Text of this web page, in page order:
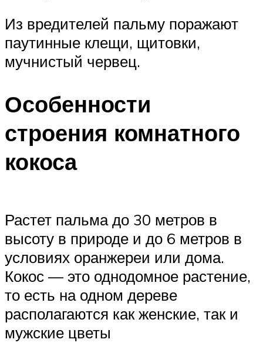
Из вредителей пальму поражают
паутинные клещи, щитовки,
мучнистый червец.
Особенности
строения комнатного
кокоса
Растет пальма до 30 метров в
высоту в природе и до 6 метров в
условиях оранжереи или дома.
Кокос — это однодомное растение,
то есть на одном дереве
располагаются как женские, так и
мужские цветы